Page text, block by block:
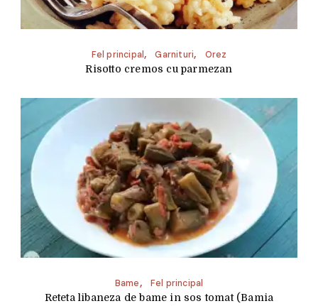
Fel principal Garnituri
Orez
Risotto cremos cu parmezan
Bame
Fel principal
Reteta libaneza de bame in sos tomat (Bamia